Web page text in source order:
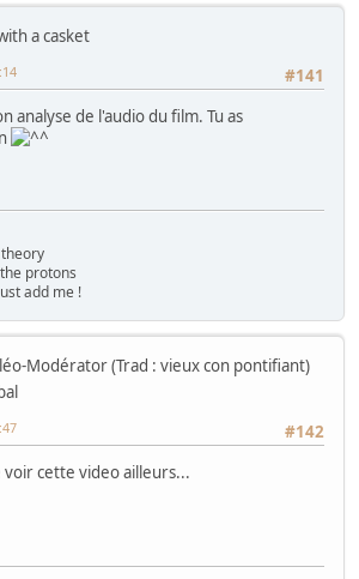
a casket
#141
analyse de l'audio du film. Tu as
protons
add me !
Modérator (Trad : vieux con pontifiant)
#142
voir cette video ailleurs...